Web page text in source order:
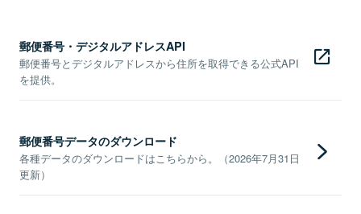
郵便番号・デジタルアドレスAPI
郵便番号とデジタルアドレスから住所を取得できる公式API
を提供。
郵便番号データのダウンロード
各種データのダウンロードはこちらから。（2026年7月31日
更新）